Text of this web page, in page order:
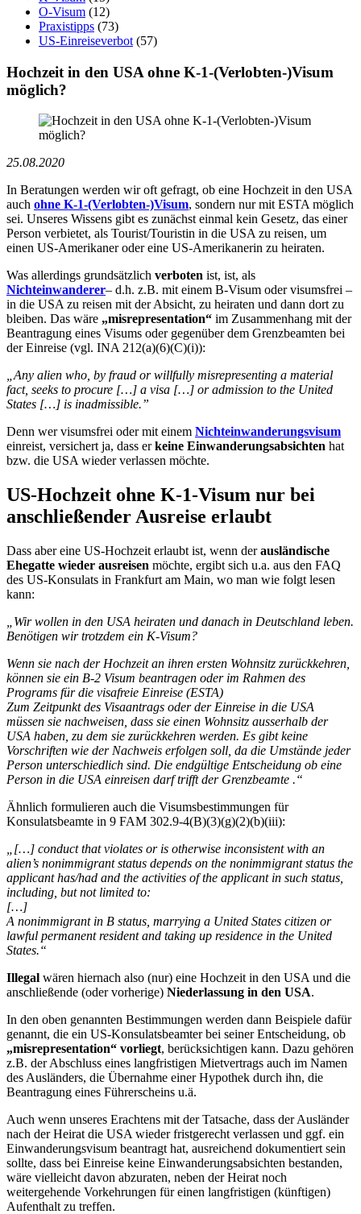
O-Visum (12)
Praxistipps (73)
US-Einreiseverbot (57)
Hochzeit in den USA ohne K-1-(Verlobten-)Visum
möglich?
25.08.2020
In Beratungen werden wir oft gefragt, ob eine Hochzeit in den USA
auch ohne K-1-(Verlobten-)Visum, sondern nur mit ESTA möglich
sei. Unseres Wissens gibt es zunächst einmal kein Gesetz, das einer
Person verbietet, als Tourist/Touristin in die USA zu reisen, um
einen US-Amerikaner oder eine US-Amerikanerin zu heiraten.
Was allerdings grundsätzlich verboten ist, ist, als
Nichteinwanderer– d.h. z.B. mit einem B-Visum oder visumsfrei –
in die USA zu reisen mit der Absicht, zu heiraten und dann dort zu
bleiben. Das wäre „misrepresentation“ im Zusammenhang mit der
Beantragung eines Visums oder gegenüber dem Grenzbeamten bei
der Einreise (vgl. INA 212(a)(6)(C)(i)):
„Any alien who, by fraud or willfully misrepresenting a material
fact, seeks to procure […] a visa […] or admission to the United
States […] is inadmissible.”
Denn wer visumsfrei oder mit einem Nichteinwanderungsvisum
einreist, versichert ja, dass erkeine Einwanderungsabsichten hat
bzw. die USA wieder verlassen möchte.
US-Hochzeit ohne K-1-Visum nur bei
anschließender Ausreise erlaubt
Dass aber eine US-Hochzeit erlaubt ist, wenn derausländische
Ehegatte wieder ausreisen möchte, ergibt sich u.a. aus den FAQ
des US-Konsulats in Frankfurt am Main, wo man wie folgt lesen
kann:
„Wir wollen in den USA heiraten und danach in Deutschland leben.
Benötigen wir trotzdem ein K-Visum?
Wenn sie nach der Hochzeit an ihren ersten Wohnsitz zurückkehren,
können sie ein B-2 Visum beantragen oder im Rahmen des
Programs für die visafreie Einreise (ESTA)
Zum Zeitpunkt des Visaantrags oder der Einreise in die USA
müssen sie nachweisen, dass sie einen Wohnsitz ausserhalb der
USA haben, zu dem sie zurückkehren werden. Es gibt keine
Vorschriften wie der Nachweis erfolgen soll, da die Umstände jeder
Person unterschiedlich sind. Die endgültige Entscheidung ob eine
Person in die USA einreisen darf trifft der Grenzbeamte .“
Ähnlich formulieren auch die Visumsbestimmungen für
Konsulatsbeamte in 9 FAM 302.9-4(B)(3)(g)(2)(b)(iii):
„[…] conduct that violates or is otherwise inconsistent with an
alien’s nonimmigrant status depends on the nonimmigrant status the
applicant has/had and the activities of the applicant in such status,
including, but not limited to:
[…]
A nonimmigrant in B status, marrying a United States citizen or
lawful permanent resident and taking up residence in the United
States.“
Illegal wären hiernach also (nur) eine Hochzeit in den USA und die
anschließende (oder vorherige) Niederlassung in den USA.
In den oben genannten Bestimmungen werden dann Beispiele dafür
genannt, die ein US-Konsulatsbeamter bei seiner Entscheidung, ob
„misrepresentation“ vorliegt, berücksichtigen kann. Dazu gehören
z.B. der Abschluss eines langfristigen Mietvertrags auch im Namen
des Ausländers, die Übernahme einer Hypothek durch ihn, die
Beantragung eines Führerscheins u.ä.
Auch wenn unseres Erachtens mit der Tatsache, dass der Ausländer
nach der Heirat die USA wieder fristgerecht verlassen und ggf. ein
Einwanderungsvisum beantragt hat, ausreichend dokumentiert sein
sollte, dass bei Einreise keine Einwanderungsabsichten bestanden,
wäre vielleicht davon abzuraten, neben der Heirat noch
weitergehende Vorkehrungen für einen langfristigen (künftigen)
Aufenthalt zu treffen.